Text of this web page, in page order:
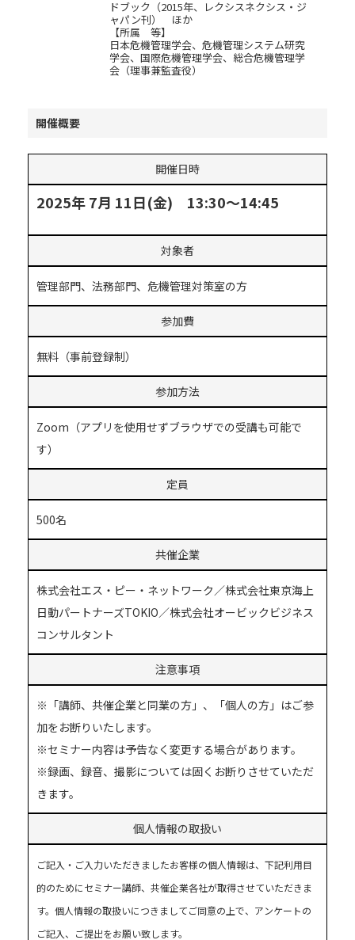
ドブック（2015年、レクシスネクシス・ジ
ャパン刊） ほか
【所属 等】
日本危機管理学会、危機管理システム研究
学会、国際危機管理学会、総合危機管理学
会（理事兼監査役）
開催概要
開催日時
2025年 7月 11日(金) 13:30～14:45
対象者
管理部門、法務部門、危機管理対策室の方
参加費
無料（事前登録制）
参加方法
Zoom（アプリを使用せずブラウザでの受講も可能で
す）
定員
500名
共催企業
株式会社エス・ピー・ネットワーク／株式会社東京海上
日動パートナーズTOKIO／株式会社オービックビジネス
コンサルタント
注意事項
※「講師、共催企業と同業の方」、「個人の方」はご参
加をお断りいたします。
※セミナー内容は予告なく変更する場合があります。
※録画、録音、撮影については固くお断りさせていただ
きます。
個人情報の取扱い
ご記入・ご入力いただきましたお客様の個人情報は、下記利用目
的のためにセミナー講師、共催企業各社が取得させていただきま
す。個人情報の取扱いにつきましてご同意の上で、アンケートの
ご記入、ご提出をお願い致します。